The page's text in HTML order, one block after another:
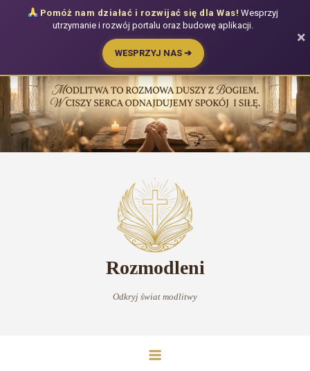
do
treści
Rozmodleni
Odkryj świat modlitwy
Pomóż nam działać i rozwijać się dla Was! Wesprzyj
utrzymanie i rozwój portalu oraz budowę aplikacji.
WESPRZYJ NAS ➔
×